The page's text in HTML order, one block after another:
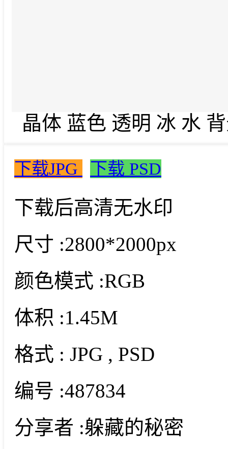
晶体 蓝色 透明 冰 水
下载JPG 下载 PSD
下载后高清无水印
尺寸 :2800*2000px
颜色模式 :RGB
体积 :1.45M
格式 : JPG , PSD
编号 :487834
分享者 :躲藏的秘密